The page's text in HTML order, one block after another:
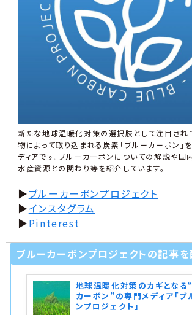
新たな地球温暖化対策の選択肢として注目され
物によって取り込まれる炭素「ブルーカーボン」
ディアです。ブルーカーボンについての解説や国
水産資源との関わり等を紹介しています。
▶︎ブルーカーボンプロジェクト
▶︎インスタグラム
▶︎Pinterest
ブルーカーボンプロジェクトの記事
地球温暖化対策のカギとなる
カーボン”の専門メディア「ブ
ンプロジェクト」